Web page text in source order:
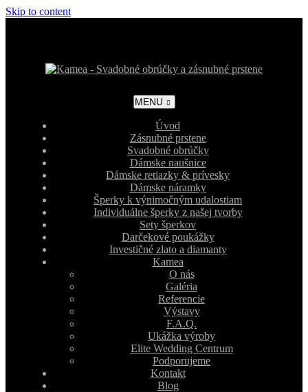
Skip to content
MENU
Úvod
Zásnubné prstene
Svadobné obrúčky
Dámske naušnice
Dámske retiazky & prívesky
Dámske náramky
Šperky k výnimočným udalostiam
Individuálne šperky z našej tvorby
Sety šperkov
Darčekové poukážky
Investičné zlato a diamanty
Kamea
O nás
Galéria
Referencie
Výstavy
F.A.Q.
Ukážka výroby
Elite Wedding Centrum
Podporujeme
Kontakt
Blog